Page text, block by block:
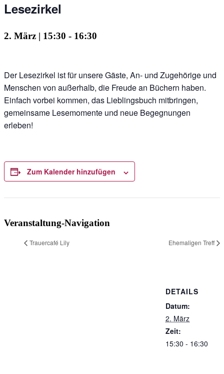
Lesezirkel
2. März | 15:30 - 16:30
Der Lesezirkel ist für unsere Gäste, An- und Zugehörige und
Menschen von außerhalb, die Freude an Büchern haben.
Einfach vorbei kommen, das Lieblingsbuch mitbringen,
gemeinsame Lesemomente und neue Begegnungen
erleben!
Zum Kalender hinzufügen
Veranstaltung-Navigation
Trauercafé Lily Ehemaligen Treff
DETAILS
Datum:
2. März
Zeit:
15:30 - 16:30